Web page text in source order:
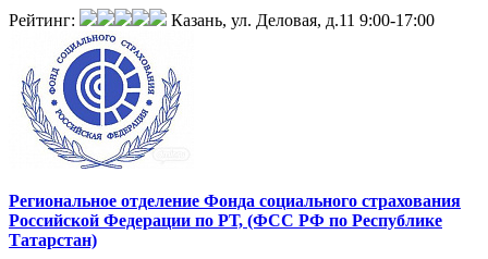
Рейтинг: Казань, ул. Деловая, д.11 9:00-17:00
Региональное отделение Фонда социального страхования
Российской Федерации по РТ, (ФСС РФ по Республике
Татарстан)